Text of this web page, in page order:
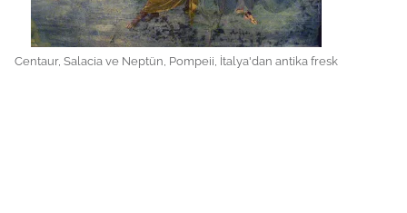
Centaur, Salacia ve Neptün, Pompeii, İtalya'dan antika fresk